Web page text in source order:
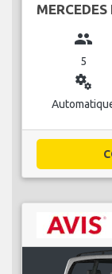
MERCEDES
group
5
miscellaneous_services